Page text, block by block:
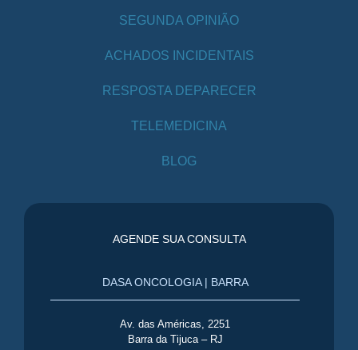
SEGUNDA OPINIÃO
ACHADOS INCIDENTAIS
RESPOSTA DEPARECER
TELEMEDICINA
BLOG
AGENDE SUA CONSULTA
DASA ONCOLOGIA | BARRA
Av. das Américas, 2251
Barra da Tijuca – RJ